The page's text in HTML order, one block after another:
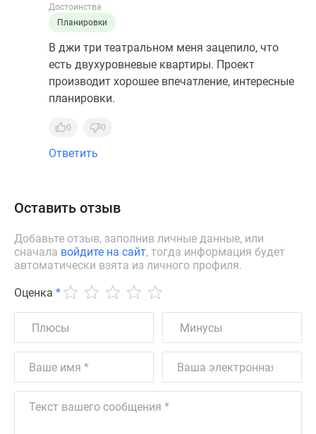
Достоинства
Планировки
В джи три театральном меня зацепило, что
есть двухуровневые квартиры. Проект
производит хорошее впечатление, интересные
планировки.
0 0
Ответить
Оставить отзыв
Добавьте отзыв, заполнив личные данные, или
сначала войдите на сайт, тогда информация будет
автоматически взята из личного профиля.
Оценка *